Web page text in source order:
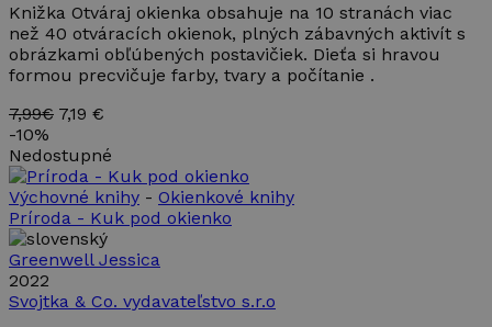
Knižka Otváraj okienka obsahuje na 10 stranách viac
než 40 otváracích okienok, plných zábavných aktivít s
obrázkami obľúbených postavičiek. Dieťa si hravou
formou precvičuje farby, tvary a počítanie .
7,99€ 7,19 €
-10%
Nedostupné
Výchovné knihy - Okienkové knihy
Príroda - Kuk pod okienko
Greenwell Jessica
2022
Svojtka & Co. vydavateľstvo s.r.o